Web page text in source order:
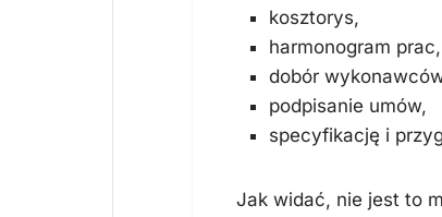
kosztorys,
harmonogram prac,
dobór
podpisanie umów,
specyfikację i
Jak widać, nie jest to